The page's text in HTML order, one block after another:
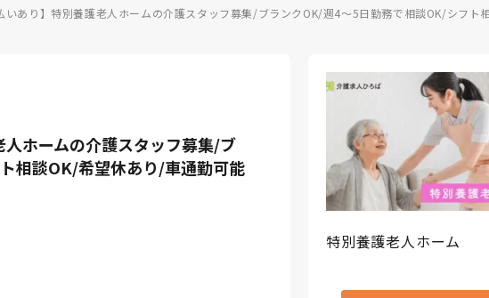
いあり】特別養護老人ホームの介護スタッフ募集/ブランクOK/週4～5日勤務で相談OK/シフト
人ホームの介護スタッフ募集/ブ
相談OK/希望休あり/車通勤可能
特別養護老人ホーム